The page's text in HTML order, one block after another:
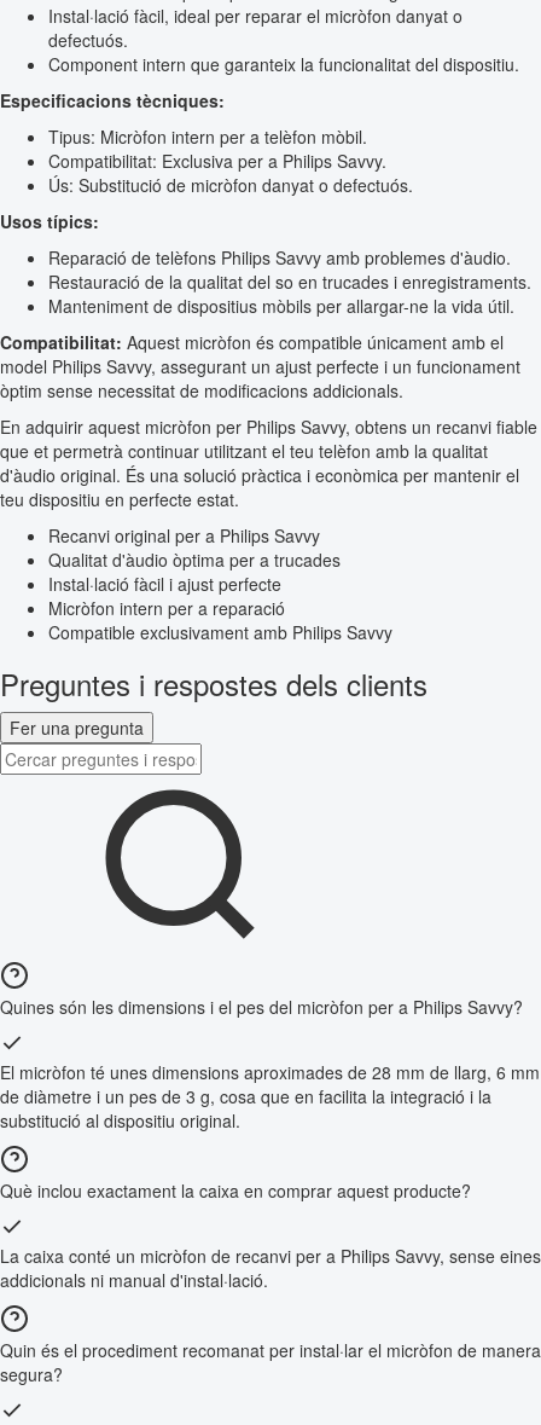
Instal·lació fàcil, ideal per reparar el micròfon danyat o
defectuós.
Component intern que garanteix la funcionalitat del dispositiu.
Especificacions tècniques:
Tipus: Micròfon intern per a telèfon mòbil.
Compatibilitat: Exclusiva per a Philips Savvy.
Ús: Substitució de micròfon danyat o defectuós.
Usos típics:
Reparació de telèfons Philips Savvy amb problemes d'àudio.
Restauració de la qualitat del so en trucades i enregistraments.
Manteniment de dispositius mòbils per allargar-ne la vida útil.
Compatibilitat: Aquest micròfon és compatible únicament amb el
model Philips Savvy, assegurant un ajust perfecte i un funcionament
òptim sense necessitat de modificacions addicionals.
En adquirir aquest micròfon per Philips Savvy, obtens un recanvi fiable
que et permetrà continuar utilitzant el teu telèfon amb la qualitat
d'àudio original. És una solució pràctica i econòmica per mantenir el
teu dispositiu en perfecte estat.
Recanvi original per a Philips Savvy
Qualitat d'àudio òptima per a trucades
Instal·lació fàcil i ajust perfecte
Micròfon intern per a reparació
Compatible exclusivament amb Philips Savvy
Preguntes i respostes dels clients
Fer una pregunta
Quines són les dimensions i el pes del micròfon per a Philips Savvy?
El micròfon té unes dimensions aproximades de 28 mm de llarg, 6 mm
de diàmetre i un pes de 3 g, cosa que en facilita la integració i la
substitució al dispositiu original.
Què inclou exactament la caixa en comprar aquest producte?
La caixa conté un micròfon de recanvi per a Philips Savvy, sense eines
addicionals ni manual d'instal·lació.
Quin és el procediment recomanat per instal·lar el micròfon de manera
segura?